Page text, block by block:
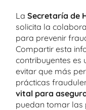
La Secretaría de
solicita la
para prevenir
Compartir esta
contribuyentes es
evitar que más
prácticas
vital para
puedan tomar las